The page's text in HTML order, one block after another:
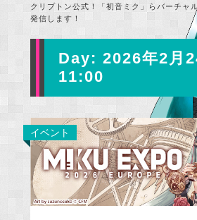
クリプトン公式！「初音ミク」らバーチャ
発信します！
Day: 2026年2月
11:00
イベント